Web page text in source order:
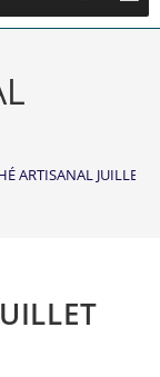
ARTISANAL JUILLET